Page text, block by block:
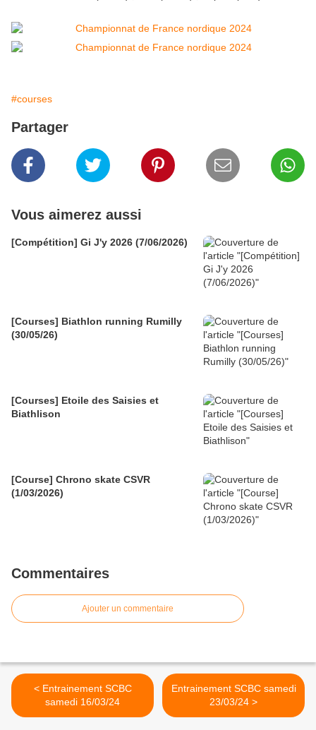
#courses
Partager
Vous aimerez aussi
[Compétition] Gi J'y 2026 (7/06/2026)
[Courses] Biathlon running Rumilly
(30/05/26)
[Courses] Etoile des Saisies et
Biathlison
[Course] Chrono skate CSVR
(1/03/2026)
Commentaires
Ajouter un commentaire
< Entrainement SCBC
samedi 16/03/24
Entrainement SCBC samedi
23/03/24 >